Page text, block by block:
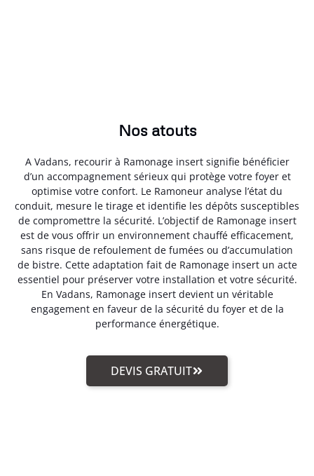
Nos atouts
A Vadans, recourir à Ramonage insert signifie bénéficier
d’un accompagnement sérieux qui protège votre foyer et
optimise votre confort. Le Ramoneur analyse l’état du
conduit, mesure le tirage et identifie les dépôts susceptibles
de compromettre la sécurité. L’objectif de Ramonage insert
est de vous offrir un environnement chauffé efficacement,
sans risque de refoulement de fumées ou d’accumulation
de bistre. Cette adaptation fait de Ramonage insert un acte
essentiel pour préserver votre installation et votre sécurité.
En Vadans, Ramonage insert devient un véritable
engagement en faveur de la sécurité du foyer et de la
performance énergétique.
DEVIS GRATUIT